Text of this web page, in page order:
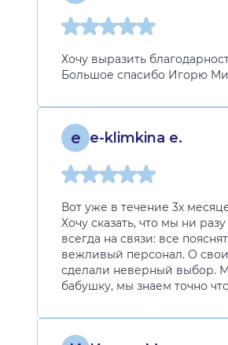
Хочу выразить
Большое спасибо Игорю
e e-klimkina e.
Вот уже в течение 3х
Хочу сказать, что мы ни
всегда на связи: все
вежливый персонал. О
сделали неверный выбор.
бабушку, мы знаем точно